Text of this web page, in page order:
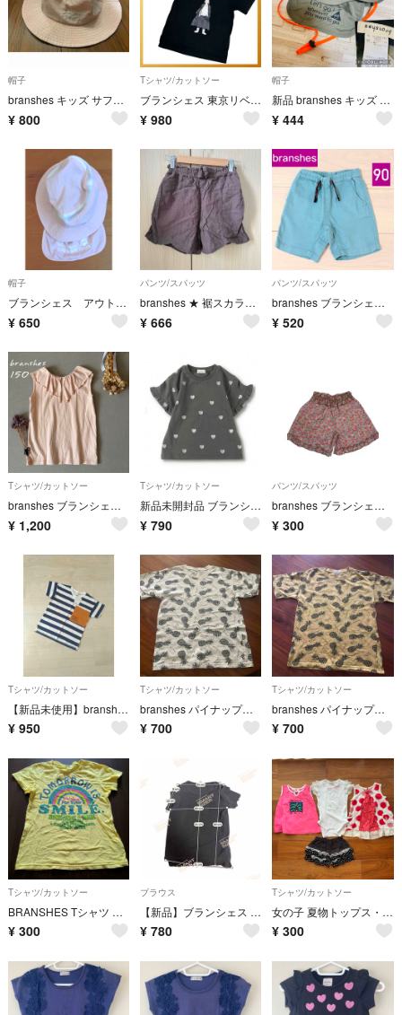
帽子
branshes キッズ サファリハット ピンク アウトドアハット 日よけ付き
¥ 800
Tシャツ/カットソー
ブランシェス 東京リベンジャーズ コラボ マイキー バックプリントT 130
¥ 980
帽子
新品 branshes キッズ ハット 52cm カーキ 日よけ付き
¥ 444
帽子
ブランシェス アウトドアハット 50センチ
¥ 650
パンツ/スパッツ
branshes ★ 裾スカラップ ショートパンツ ブラウン サイズ150
¥ 666
パンツ/スパッツ
branshes ブランシェス 爽パン パナマ織りハーフパンツ サイズ90
¥ 520
Tシャツ/カットソー
branshes ブランシェス フレンチスリーブ袖 フリル襟トップス150
¥ 1,200
Tシャツ/カットソー
新品未開封品 ブランシェス アソート半袖Tシャツ ハート柄
¥ 790
パンツ/スパッツ
branshes ブランシェス 花柄 ハーフパンツ 110サイズ キュロット
¥ 300
Tシャツ/カットソー
【新品未使用】branshes ボーイズ Tシャツ
¥ 950
Tシャツ/カットソー
branshes パイナップル柄 Tシャツ
¥ 700
Tシャツ/カットソー
branshes パイナップル柄 Tシャツ 150cm
¥ 700
Tシャツ/カットソー
BRANSHES Tシャツ イエロー 140cm
¥ 300
ブラウス
【新品】ブランシェス 120cm 半袖 リブ トップス 黒 女の子 夏服
¥ 780
Tシャツ/カットソー
女の子 夏物トップス・ボトムス 4点セット 80 まとめ売り KP ブランシェス
¥ 300